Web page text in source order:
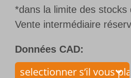
*dans la limite des stocks
Vente intermédiaire
Données CAD: